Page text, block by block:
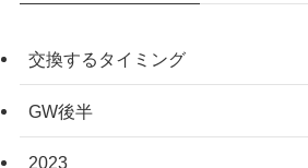
交換するタイミング
GW後半
2023